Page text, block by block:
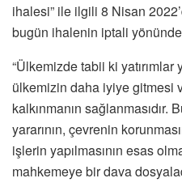
ihalesi” ile ilgili 8 Nisan
bugün ihalenin iptali
“Ülkemizde tabii ki
ülkemizin daha iyiye gitmesi
kalkınmanın sağlanmasıdır.
yararının, çevrenin
işlerin yapılmasının esas
mahkemeye bir dava